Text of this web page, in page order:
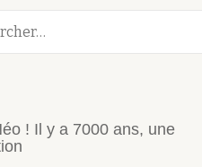
! Il y a 7000 ans, une